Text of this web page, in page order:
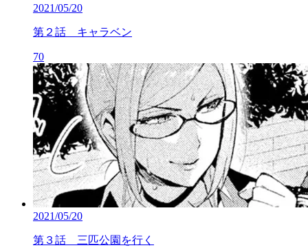
2021/05/20
第２話 キャラベン
70
2021/05/20
第３話 三匹公園を行く